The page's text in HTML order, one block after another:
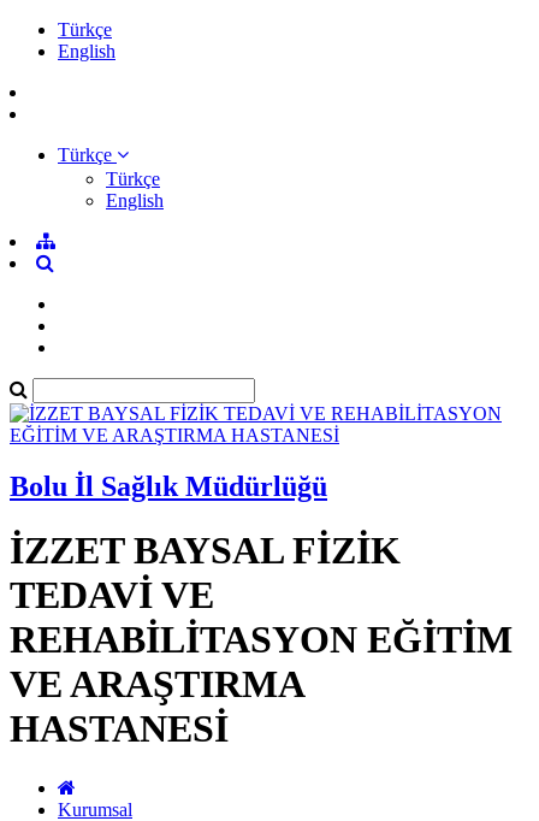
Türkçe
English
Türkçe
Türkçe
English
Bolu İl Sağlık Müdürlüğü
İZZET BAYSAL FİZİK
TEDAVİ VE
REHABİLİTASYON EĞİTİM
VE ARAŞTIRMA
HASTANESİ
Kurumsal